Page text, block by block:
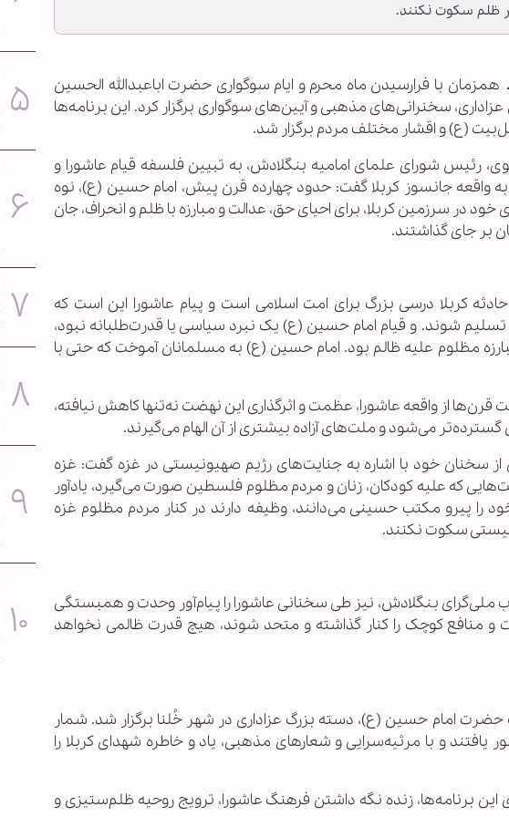
ظلم سکوت نکنند.
همزمان با فرارسیدن ماه محرم و ایام سوگواری حضرت اباعبدالله الحسین
بنگلادش مراسمی ۱۰ روزه شامل عزاداری، سخنرانی‌های مذهبی و آیین‌های سوگواری برگزار کرد. این برنامه‌ها
(ع) و اقشار مختلف مردم برگزار شد.
رئیس شورای علمای امامیه بنگلادش، به تبیین فلسفه قیام عاشورا و
واقعه جانسوز کربلا گفت: حدود چهارده قرن پیش، امام حسین (ع)، نوه
به همراه ۷۲ تن از یاران باوفای خود در سرزمین کربلا، برای احیای حق، عدالت و مبارزه با ظلم و انحراف، جان
بر جای گذاشتند.
کربلا درسی بزرگ برای امت اسلامی است و پیام عاشورا این است که
تسلیم شوند. و قیام امام حسین (ع) یک نبرد سیاسی یا قدرت‌طلبانه نبود،
مظلوم علیه ظالم بود. امام حسین (ع) به مسلمانان آموخت که حتی با
از واقعه عاشورا، عظمت و اثرگذاری این نهضت نه‌تنها کاهش نیافته،
می‌شود و ملت‌های آزاده بیشتری از آن الهام می‌گیرند.
سخنان خود با اشاره به جنایت‌های رژیم صهیونیستی در غزه گفت: غزه
که علیه کودکان، زنان و مردم مظلوم فلسطین صورت می‌گیرد، یادآور
را پیرو مکتب حسینی می‌دانند، وظیفه دارند در کنار مردم مظلوم غزه
سکوت نکنند.
ملی‌گرای بنگلادش، نیز طی سخنانی عاشورا را پیام‌آور وحدت و همبستگی
و منافع کوچک را کنار گذاشته و متحد شوند، هیچ قدرت ظالمی نخواهد
حضرت امام حسین (ع)، دسته بزرگ عزاداری در شهر خُلنا برگزار شد. شمار
یافتند و با مرثیه‌سرایی و شعارهای مذهبی، یاد و خاطره شهدای کربلا را
این برنامه‌ها، زنده نگه داشتن فرهنگ عاشورا، ترویج روحیه ظلم‌ستیزی و